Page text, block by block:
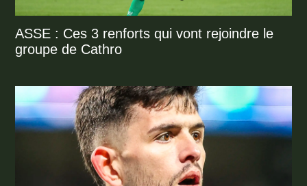
ASSE : Ces 3 renforts qui vont rejoindre le
groupe de Cathro